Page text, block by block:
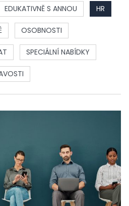
EDUKATIVNĚ S ANNOU HR
OSOBNOSTI
SPECIÁLNÍ NABÍDKY